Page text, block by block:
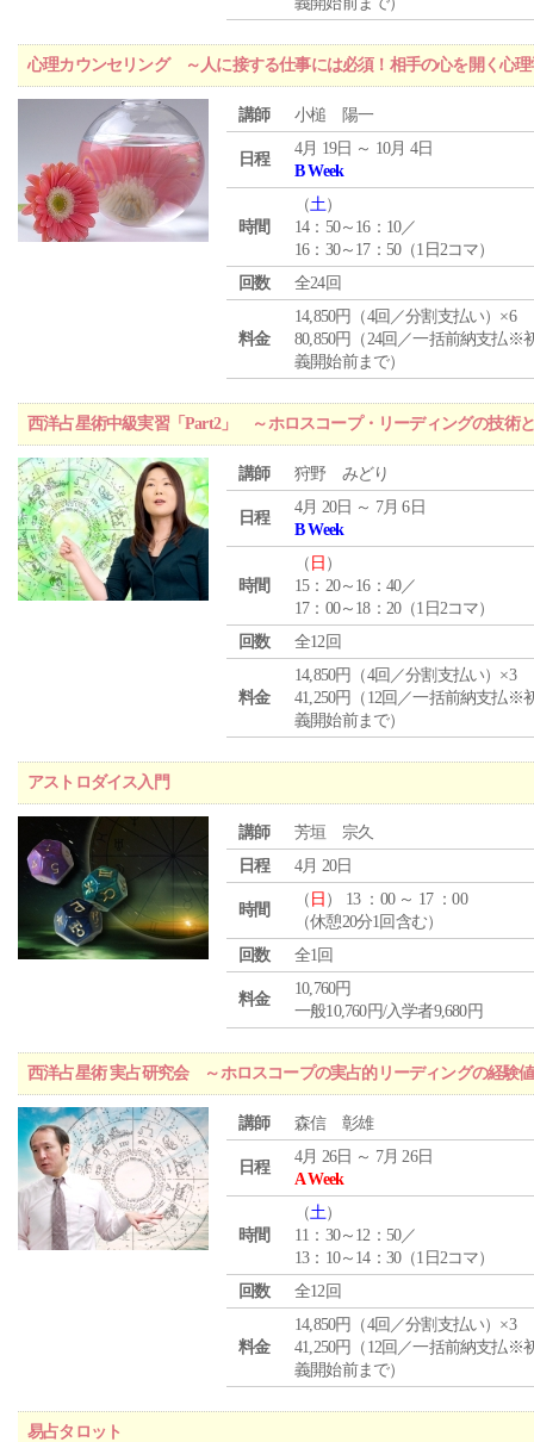
心理カウンセリング ～人に接する仕事には必須！相手の心を開く心理
講師 小槌 陽一
日程
4月 19日 ～ 10月 4日
B Week
時間
（土）
14：50～16：10／
16：30～17：50（1日2コマ）
回数
全24回
料金
14,850円（4回／分割支払い）×6
80,850円（24回／一括前納支払※
義開始前まで）
西洋占星術中級実習「Part2」 ～ホロスコープ・リーディングの技術
講師 狩野 みどり
日程
4月 20日 ～ 7月 6日
B Week
時間
（ 日 ）
15：20～16：40／
17：00～18：20（1日2コマ）
回数
全12回
料金
14,850円（4回／分割支払い）×3
41,250円（12回／一括前納支払※
義開始前まで）
アストロダイス入門
講師
芳垣 宗久
日程
4月 20日
時間
（ 日 ） 13 ：00 ～ 17 ：00
（休憩20分1回含む）
回数
全1回
料金
10,760円
一般10,760円/入学者9,680円
西洋占星術 実占研究会 ～ホロスコープの実占的リーディングの経験
講師 森信 彰雄
日程
4月 26日 ～ 7月 26日
A Week
時間
（土）
11：30～12：50／
13：10～14：30（1日2コマ）
回数
全12回
料金
14,850円（4回／分割支払い）×3
41,250円（12回／一括前納支払※
義開始前まで）
易占タロット